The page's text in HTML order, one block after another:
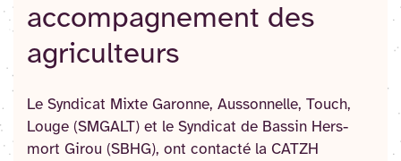
accompagnement des
agriculteurs
Le Syndicat Mixte Garonne, Aussonnelle, Touch,
Louge (SMGALT) et le Syndicat de Bassin Hers-
mort Girou (SBHG), ont contacté la CATZH